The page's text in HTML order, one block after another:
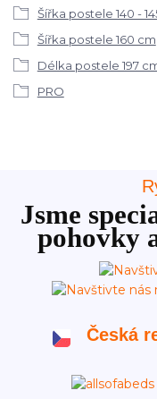
Šířka postele 140 -
Šířka postele 160 cm
Délka postele 197
PRO
Jsme
pohovky
Česká